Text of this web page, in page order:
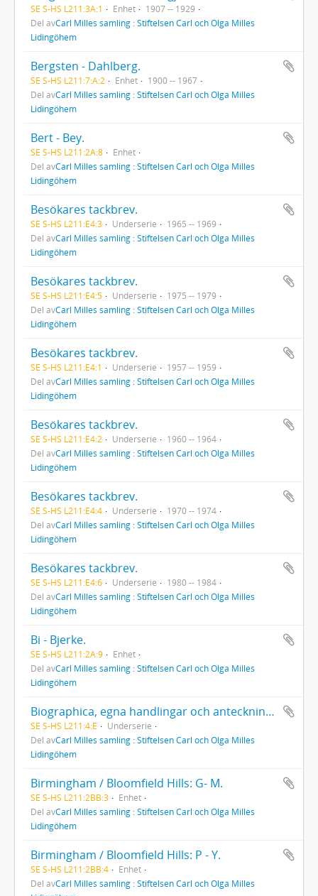
SE S-HS L211:3A:1 Enhet
1907 -- 1929
Del avCarl Milles samling : Stiftelsen Carl och Olga Milles
Lidingöhem
Bergsten - Dahlberg.
SE S-HS L211:7:A:2 Enhet
1900 -- 1967
Del avCarl Milles samling : Stiftelsen Carl och Olga Milles
Lidingöhem
Bert - Bey.
SE S-HS L211:2A:8
Enhet
Del avCarl Milles samling : Stiftelsen Carl och Olga Milles
Lidingöhem
Besökares tackbrev.
SE S-HS L211:E4:3 Underserie
1965 -- 1969
Del avCarl Milles samling : Stiftelsen Carl och Olga Milles
Lidingöhem
Besökares tackbrev.
SE S-HS L211:E4:5 Underserie
1975 -- 1979
Del avCarl Milles samling : Stiftelsen Carl och Olga Milles
Lidingöhem
Besökares tackbrev.
SE S-HS L211:E4:1 Underserie
1957 -- 1959
Del avCarl Milles samling : Stiftelsen Carl och Olga Milles
Lidingöhem
Besökares tackbrev.
SE S-HS L211:E4:2 Underserie
1960 -- 1964
Del avCarl Milles samling : Stiftelsen Carl och Olga Milles
Lidingöhem
Besökares tackbrev.
SE S-HS L211:E4:4 Underserie
1970 -- 1974
Del avCarl Milles samling : Stiftelsen Carl och Olga Milles
Lidingöhem
Besökares tackbrev.
SE S-HS L211:E4:6 Underserie
1980 -- 1984
Del avCarl Milles samling : Stiftelsen Carl och Olga Milles
Lidingöhem
Bi - Bjerke.
SE S-HS L211:2A:9
Enhet
Del avCarl Milles samling : Stiftelsen Carl och Olga Milles
Lidingöhem
Biographica, egna handlingar och anteckningar, 22 volymer.
SE S-HS L211:4:E
Underserie
Del avCarl Milles samling : Stiftelsen Carl och Olga Milles
Lidingöhem
Birmingham / Bloomfield Hills: G- M.
SE S-HS L211:2BB:3
Enhet
Del avCarl Milles samling : Stiftelsen Carl och Olga Milles
Lidingöhem
Birmingham / Bloomfield Hills: P - Y.
SE S-HS L211:2BB:4
Enhet
Del avCarl Milles samling : Stiftelsen Carl och Olga Milles